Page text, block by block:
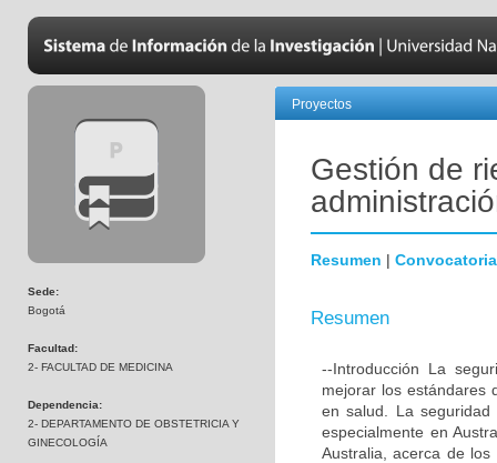
Sede:
Bogotá
Facultad:
2- FACULTAD DE MEDICINA
Dependencia:
2- DEPARTAMENTO DE OBSTETRICIA Y
GINECOLOGÍA
Proyectos
Gestión de
Resumen | Convocatoria
Resumen
--Introducción La
mejorar los estándares
en salud. La
especialmente en
Australia, acerca de